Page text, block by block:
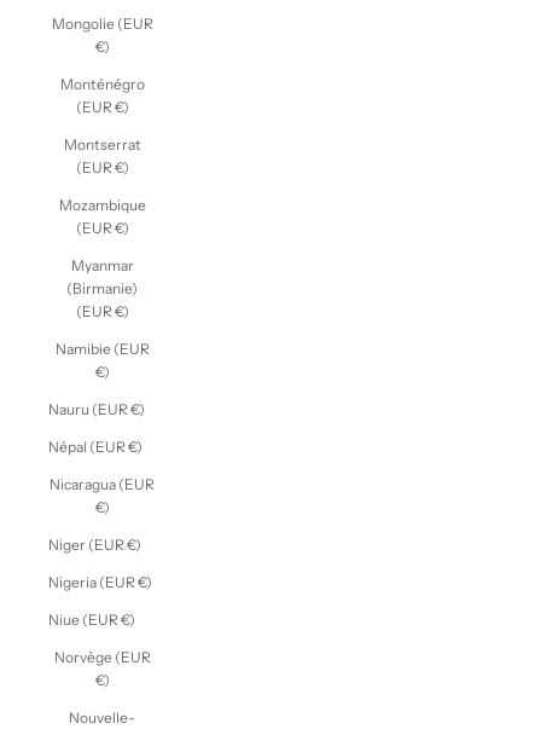
Mongolie (EUR
€)
Monténégro
(EUR €)
Montserrat
(EUR €)
Mozambique
(EUR €)
Myanmar
(Birmanie)
(EUR €)
Namibie (EUR
€)
Nauru (EUR €)
Népal (EUR €)
Nicaragua (EUR
€)
Niger (EUR €)
Nigeria (EUR €)
Niue (EUR €)
Norvège (EUR
€)
Nouvelle-